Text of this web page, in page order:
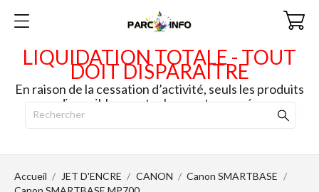
LIQUIDATION TOTALE - TOUT
DOIT DISPARAITRE
En raison de la cessation d’activité, seuls les produits
disponibles en stock seront envoyés.
Accueil JET D'ENCRE CANON
Canon SMARTBASE